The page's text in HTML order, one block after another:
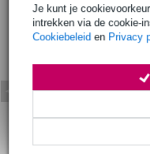
Je kunt je
intrekken via de cookie-
Cookiebeleid en Privacy